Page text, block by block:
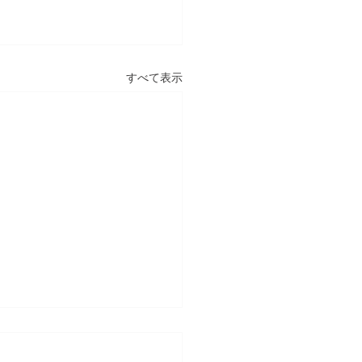
すべて表示